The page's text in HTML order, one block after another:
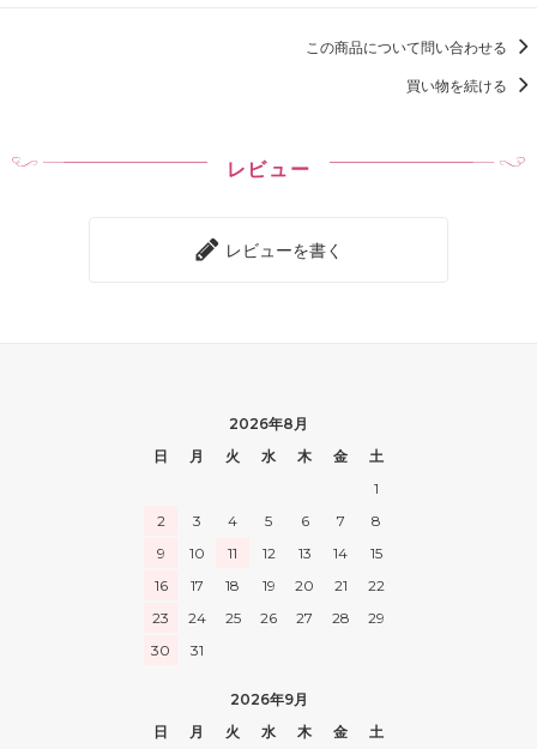
この商品について問い合わせる
買い物を続ける
レビュー
レビューを書く
2026年8月
日
月 火 水 木 金
土
1
2
3 4 5 6 7
8
9
10 11 12 13 14
15
16
17 18 19 20 21
22
23
24 25 26 27 28
29
30
31
2026年9月
日
月 火 水 木 金
土